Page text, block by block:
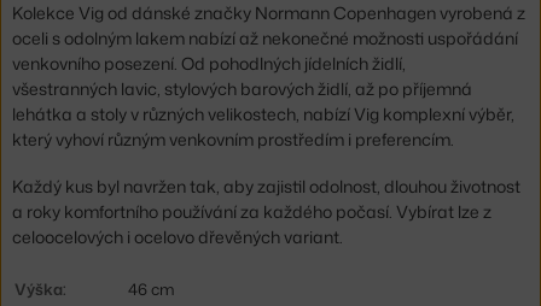
Kolekce Vig od dánské značky Normann Copenhagen vyrobená z
oceli s odolným lakem nabízí až nekonečné možnosti uspořádání
venkovního posezení. Od pohodlných jídelních židlí,
všestranných lavic, stylových barových židlí, až po příjemná
lehátka a stoly v různých velikostech, nabízí Vig komplexní výběr,
který vyhoví různým venkovním prostředím i preferencím.
Každý kus byl navržen tak, aby zajistil odolnost, dlouhou životnost
a roky komfortního používání za každého počasí. Vybírat lze z
celoocelových i ocelovo dřevěných variant.
Výška:
46 cm